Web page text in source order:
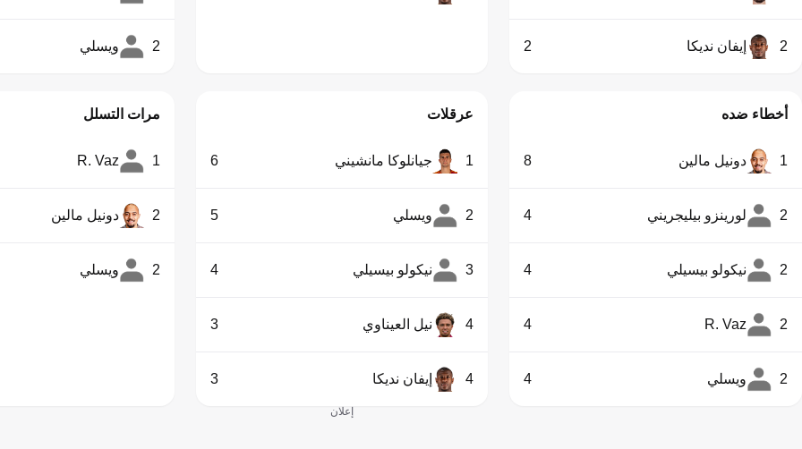
2 إيفان نديكا 2
2 ويسلي
أخطاء ضده
1 دونيل مالين 8
2 لورينزو بيليجريني 4
2 نيكولو بيسيلي 4
2
R. Vaz
4
2 ويسلي 4
عرقلات
1 جيانلوكا مانشيني 6
2 ويسلي 5
3 نيكولو بيسيلي 4
4 نيل العيناوي 3
4 إيفان نديكا 3
مرات التسلل
1
R. Vaz
2 دونيل مالين
2 ويسلي
إعلان